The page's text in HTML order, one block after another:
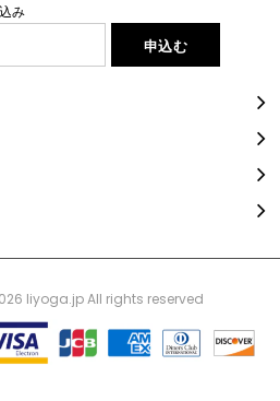
み
liyoga.jp All rights reserved